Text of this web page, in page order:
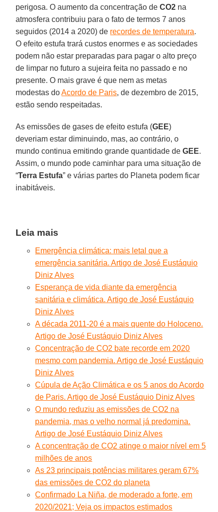
perigosa. O aumento da concentração deCO2 na
atmosfera contribuiu para o fato de termos 7 anos
seguidos (2014 a 2020) de recordes de temperatura.
O efeito estufa trará custos enormes e as sociedades
podem não estar preparadas para pagar o alto preço
de limpar no futuro a sujeira feita no passado e no
presente. O mais grave é que nem as metas
modestas doAcordo de Paris, de dezembro de 2015,
estão sendo respeitadas.
As emissões de gases de efeito estufa (GEE)
deveriam estar diminuindo, mas, ao contrário, o
mundo continua emitindo grande quantidade deGEE.
Assim, o mundo pode caminhar para uma situação de
“Terra Estufa” e várias partes do Planeta podem ficar
inabitáveis.
Leia mais
Emergência climática: mais letal que a
emergência sanitária. Artigo de José Eustáquio
Diniz Alves
Esperança de vida diante da emergência
sanitária e climática. Artigo de José Eustáquio
Diniz Alves
A década 2011-20 é a mais quente do Holoceno.
Artigo de José Eustáquio Diniz Alves
Concentração de CO2 bate recorde em 2020
mesmo com pandemia. Artigo de José Eustáquio
Diniz Alves
Cúpula de Ação Climática e os 5 anos do Acordo
de Paris. Artigo de José Eustáquio Diniz Alves
O mundo reduziu as emissões de CO2 na
pandemia, mas o velho normal já predomina.
Artigo de José Eustáquio Diniz Alves
A concentração de CO2 atinge o maior nível em 5
milhões de anos
As 23 principais potências militares geram 67%
das emissões de CO2 do planeta
Confirmado La Niña, de moderado a forte, em
2020/2021; Veja os impactos estimados